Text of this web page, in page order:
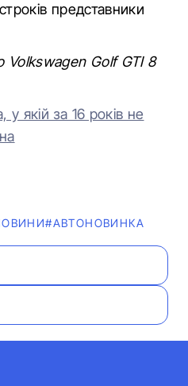
представники
Volkswagen Golf GTI 8
якій за 16 років не
#АВТОНОВИНКА